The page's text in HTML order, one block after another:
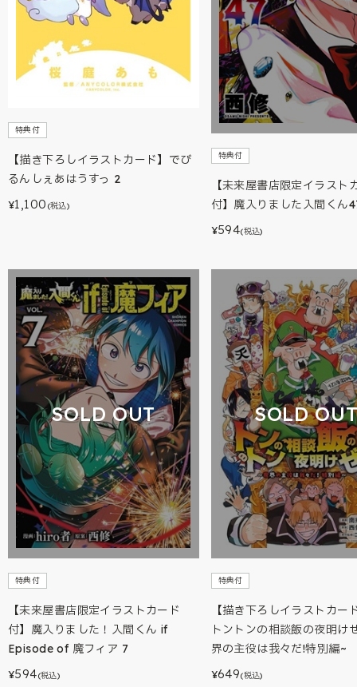
特典付
【描き下ろしイラストカード】でび
るんしぇあはうすっ 2
¥1,100 (税込)
特典付
【未来屋書店限定イラスト
付】魔入りました入間くん
¥594(税込)
SOLD OUT
特典付
【未来屋書店限定イラストカード
付】魔入りました！入間くん if
Episode of 魔フィア 7
¥594(税込)
SOLD
特典付
【描き下ろしイラストカー
トントンの相談飯の夜明
界の主役は我々だ!特別編~
¥649(税込)